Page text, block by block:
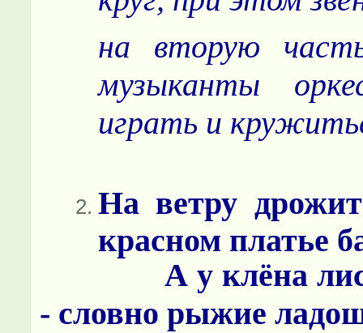
на вторую
музыканты
играть и
На ветру
красном платье
А у клёна
- словно рыжие